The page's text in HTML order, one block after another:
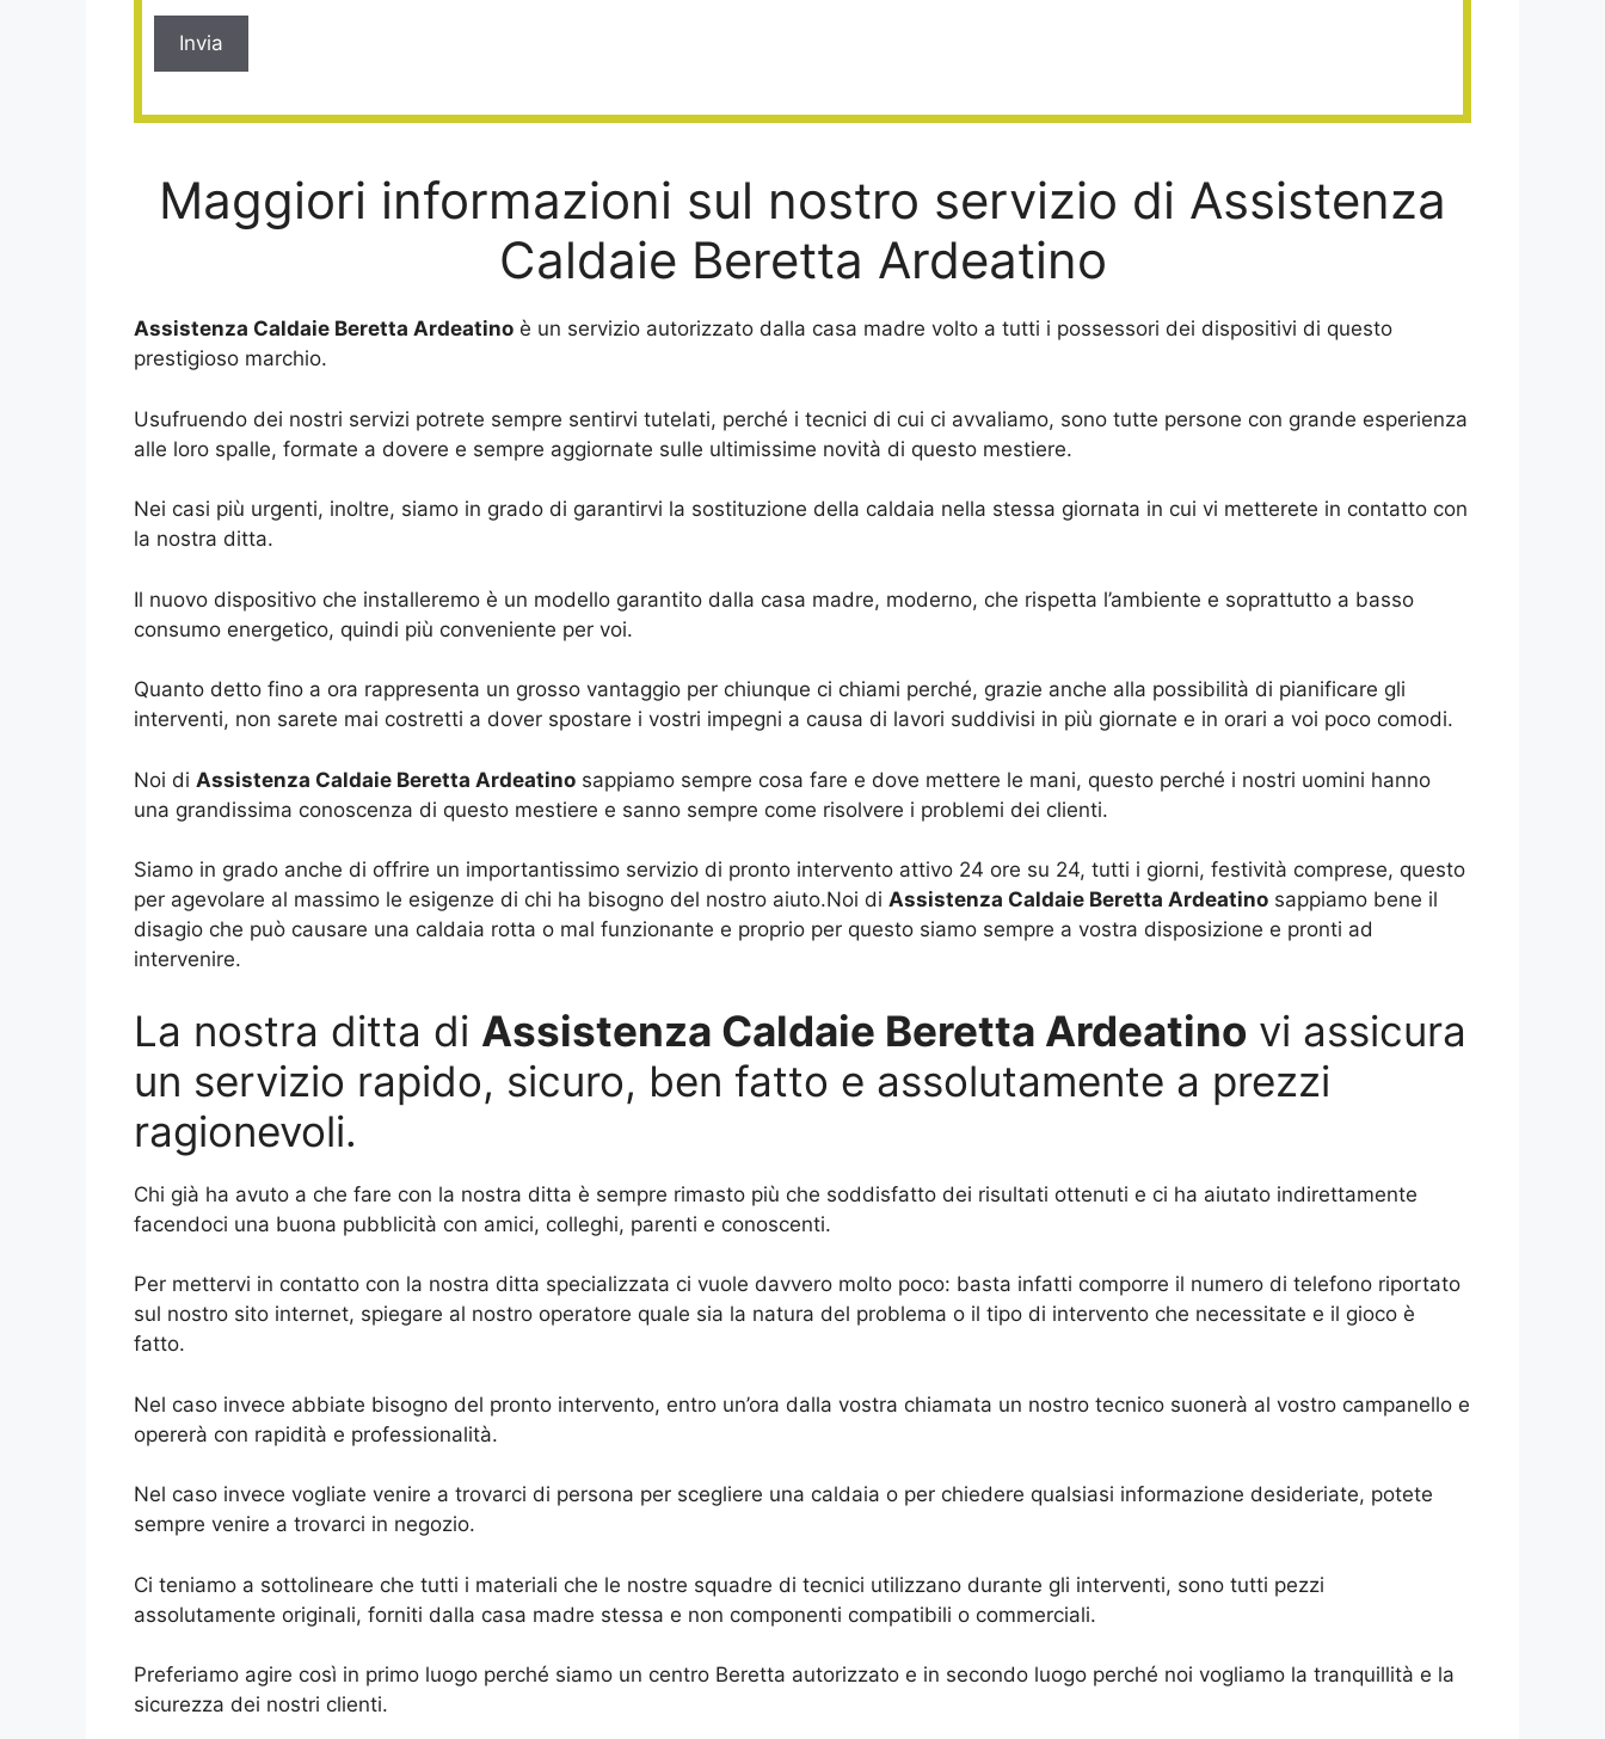
Maggiori informazioni sul nostro servizio di Assistenza
Caldaie Beretta Ardeatino
Assistenza Caldaie Beretta Ardeatino è un servizio autorizzato dalla casa madre volto a tutti i possessori dei dispositivi di questo
prestigioso marchio.
Usufruendo dei nostri servizi potrete sempre sentirvi tutelati, perché i tecnici di cui ci avvaliamo, sono tutte persone con grande esperienza
alle loro spalle, formate a dovere e sempre aggiornate sulle ultimissime novità di questo mestiere.
Nei casi più urgenti, inoltre, siamo in grado di garantirvi la sostituzione della caldaia nella stessa giornata in cui vi metterete in contatto con
la nostra ditta.
Il nuovo dispositivo che installeremo è un modello garantito dalla casa madre, moderno, che rispetta l’ambiente e soprattutto a basso
consumo energetico, quindi più conveniente per voi.
Quanto detto fino a ora rappresenta un grosso vantaggio per chiunque ci chiami perché, grazie anche alla possibilità di pianificare gli
interventi, non sarete mai costretti a dover spostare i vostri impegni a causa di lavori suddivisi in più giornate e in orari a voi poco comodi.
Noi di Assistenza Caldaie Beretta Ardeatino sappiamo sempre cosa fare e dove mettere le mani, questo perché i nostri uomini hanno
una grandissima conoscenza di questo mestiere e sanno sempre come risolvere i problemi dei clienti.
Siamo in grado anche di offrire un importantissimo servizio di pronto intervento attivo 24 ore su 24, tutti i giorni, festività comprese, questo
per agevolare al massimo le esigenze di chi ha bisogno del nostro aiuto.Noi di Assistenza Caldaie Beretta Ardeatino sappiamo bene il
disagio che può causare una caldaia rotta o mal funzionante e proprio per questo siamo sempre a vostra disposizione e pronti ad
intervenire.
La nostra ditta di Assistenza Caldaie Beretta Ardeatino vi assicura
un servizio rapido, sicuro, ben fatto e assolutamente a prezzi
ragionevoli.
Chi già ha avuto a che fare con la nostra ditta è sempre rimasto più che soddisfatto dei risultati ottenuti e ci ha aiutato indirettamente
facendoci una buona pubblicità con amici, colleghi, parenti e conoscenti.
Per mettervi in contatto con la nostra ditta specializzata ci vuole davvero molto poco: basta infatti comporre il numero di telefono riportato
sul nostro sito internet, spiegare al nostro operatore quale sia la natura del problema o il tipo di intervento che necessitate e il gioco è
fatto.
Nel caso invece abbiate bisogno del pronto intervento, entro un’ora dalla vostra chiamata un nostro tecnico suonerà al vostro campanello e
opererà con rapidità e professionalità.
Nel caso invece vogliate venire a trovarci di persona per scegliere una caldaia o per chiedere qualsiasi informazione desideriate, potete
sempre venire a trovarci in negozio.
Ci teniamo a sottolineare che tutti i materiali che le nostre squadre di tecnici utilizzano durante gli interventi, sono tutti pezzi
assolutamente originali, forniti dalla casa madre stessa e non componenti compatibili o commerciali.
Preferiamo agire così in primo luogo perché siamo un centro Beretta autorizzato e in secondo luogo perché noi vogliamo la tranquillità e la
sicurezza dei nostri clienti.